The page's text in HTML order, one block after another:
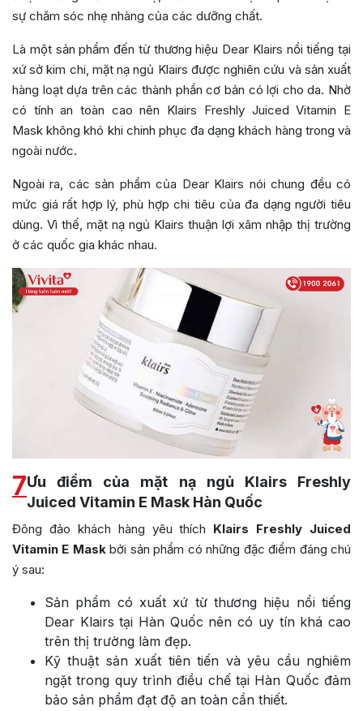
sự chăm sóc nhẹ nhàng của các dưỡng chất.
Là một sản phẩm đến từ thương hiệu Dear Klairs nổi tiếng tại
xứ sở kim chi, mặt nạ ngủ Klairs được nghiên cứu và sản xuất
hàng loạt dựa trên các thành phần cơ bản có lợi cho da. Nhờ
có tính an toàn cao nên Klairs Freshly Juiced Vitamin E
Mask không khó khi chinh phục đa dạng khách hàng trong và
ngoài nước.
Ngoài ra, các sản phẩm của Dear Klairs nói chung đều có
mức giá rất hợp lý, phù hợp chi tiêu của đa dạng người tiêu
dùng. Vì thế, mặt nạ ngủ Klairs thuận lợi xâm nhập thị trường
ở các quốc gia khác nhau.
7Ưu điểm của mặt nạ ngủ Klairs Freshly
Juiced Vitamin E Mask Hàn Quốc
Đông đảo khách hàng yêu thích Klairs Freshly Juiced
Vitamin E Maskbởi sản phẩm có những đặc điểm đáng chú
ý sau:
Sản phẩm có xuất xứ từ thương hiệu nổi tiếng
Dear Klairs tại Hàn Quốc nên có uy tín khá cao
trên thị trường làm đẹp.
Kỹ thuật sản xuất tiên tiến và yêu cầu nghiêm
ngặt trong quy trình điều chế tại Hàn Quốc đảm
bảo sản phẩm đạt độ an toàn cần thiết.